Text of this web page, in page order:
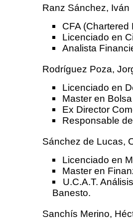
Ranz Sánchez, Iván
CFA (Chartered
Licenciado en
Analista
Rodríguez Poza,
Licenciado en
Master en
Ex Director
Responsable
Sánchez de Lucas,
Licenciado en
Master en
U.C.A.T.
Banesto.
Sanchís Merino,